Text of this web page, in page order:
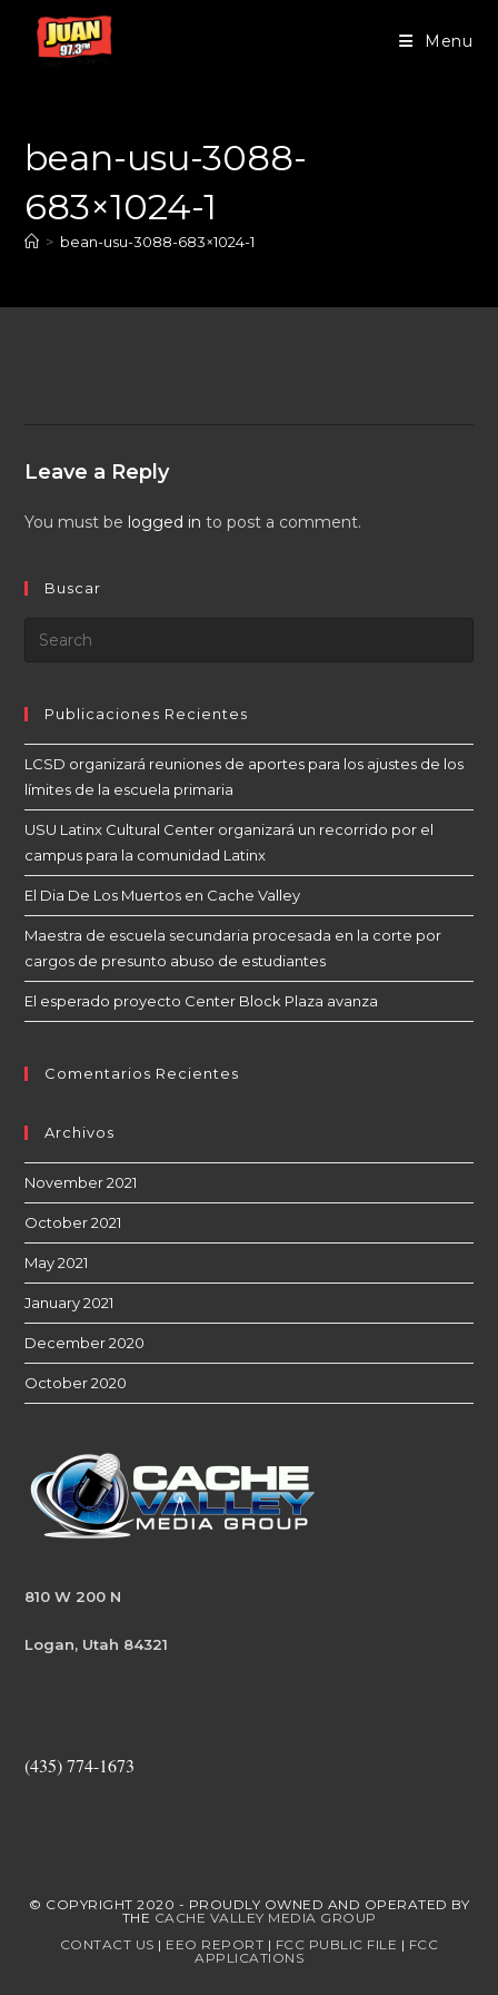
Menu
bean-usu-3088-
683×1024-1
> bean-usu-3088-683×1024-1
Leave a Reply
You must be logged in to post a comment.
Buscar
Publicaciones Recientes
LCSD organizará reuniones de aportes para los ajustes de los
límites de la escuela primaria
USU Latinx Cultural Center organizará un recorrido por el
campus para la comunidad Latinx
El Dia De Los Muertos en Cache Valley
Maestra de escuela secundaria procesada en la corte por
cargos de presunto abuso de estudiantes
El esperado proyecto Center Block Plaza avanza
Comentarios Recientes
Archivos
November 2021
October 2021
May 2021
January 2021
December 2020
October 2020
810 W 200 N
Logan, Utah 84321
(435) 774-1673
© COPYRIGHT 2020 - PROUDLY OWNED AND OPERATED BY
THE CACHE VALLEY MEDIA GROUP
CONTACT US | EEO REPORT | FCC PUBLIC FILE | FCC
APPLICATIONS